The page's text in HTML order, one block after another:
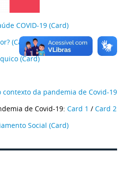
COVID-19 (Card)
(Card)
(Card)
contexto da pandemia de Covid-19
de Covid-19: Card 1 / Card 2
Social (Card)